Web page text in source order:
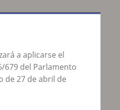
a aplicarse el
679 del Parlamento
de 27 de abril de